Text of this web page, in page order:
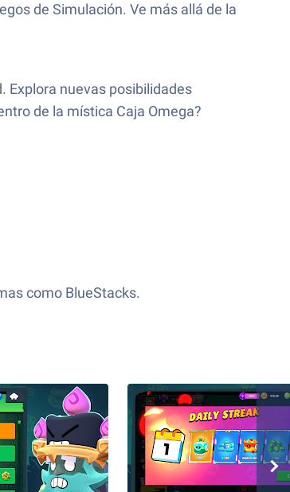
de Simulación. Ve más allá de la
Explora nuevas posibilidades
de la mística Caja Omega?
como BlueStacks.